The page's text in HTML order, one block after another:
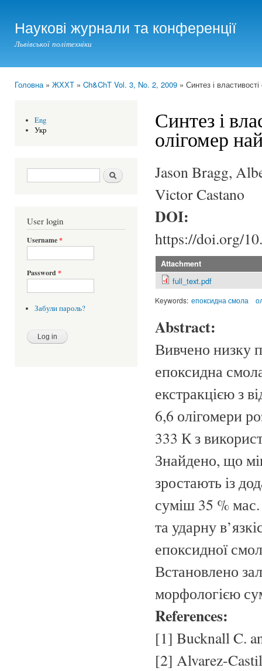
Наукові журнали та конференції
Львівської політехніки
Головна» ЖХХТ » Ch&ChT Vol. 3, No. 2, 2009 » Синтез і
Eng
Укр
Search form Шукати
User login
Username*
Password *
Забули пароль?
Синтез і
олігомер
Jason Bragg,
Victor Castano
DOI:
https://doi.org/
Attachment
full_text.pdf
Keywords: епоксидна смола
Abstract:
Вивчено низку
епоксидна
екстракцією з
6,6 олігомери
333 К з
Знайдено, що
зростають із
суміш 35 %
та ударну
епоксидної
Встановлено
морфологією
References:
[1] Bucknall C.
[2] Alvarez-